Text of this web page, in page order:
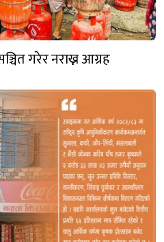
गरेर नराख्न आग्रह